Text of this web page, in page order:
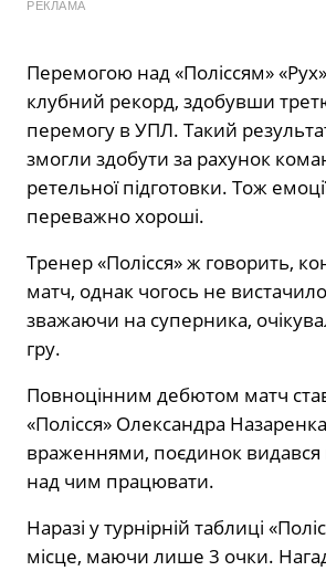
РЕКЛАМА
Перемогою над «Поліссям»
клубний рекорд, здобувши
перемогу в УПЛ. Такий
змогли здобути за рахунок
ретельної підготовки. Тож
переважно хороші.
Тренер «Полісся» ж говорить,
матч, однак чогось не
зважаючи на суперника,
гру.
Повноцінним дебютом матч
«Полісся» Олександра
враженнями, поєдинок видався
над чим працювати.
Наразі у турнірній таблиці
місце, маючи лише 3 очки.